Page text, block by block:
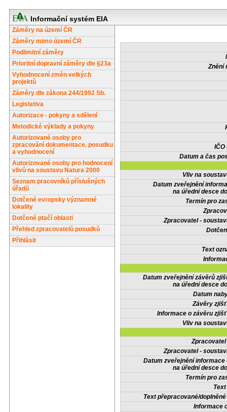
Informační systém EIA
Záměry na území ČR
Záměry mimo území ČR
Podlimitní záměry
Prioritní dopravní záměry dle §23a
Vyhodnocení změn velkých
projektů
Záměry dle zákona 244/1992 Sb.
Legislativa
Autorizace - pokyny a sdělení
Metodické výklady a pokyny
Autorizované osoby pro
zpracování dokumentace, posudku
a vyhodnocení
Autorizované osoby pro hodnocení
vlivů na soustavu Natura 2000
Seznam pracovníků příslušných
úřadů
Dotčené evropsky významné
lokality
Dotčené ptačí oblasti
Přehled zpracovatelů posudků
Přihlásit
Znění
IČO
Datum a čas
Vliv na
Datum zveřejnění
na úřední desce
Termín pro
Zpracovatel -
Text
Datum zveřejnění závěrů
na úřední desce
Datum
Závěry
Informace o závěru
Vliv na
Zpracovatel -
Datum zveřejnění informace
na úřední desce
Termín pro
Text přepracované/
Informace